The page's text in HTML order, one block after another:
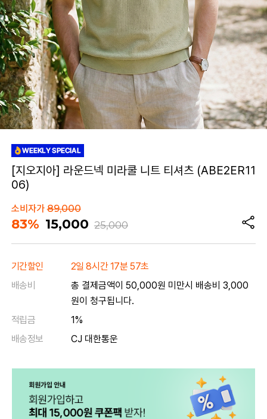
[지오지아] 라운드넥 미라쿨 니트 티셔츠 (ABE2ER11
06)
소비자가89,000
83% 15,000 25,000
기간할인
2일 8시간 17분 57초
배송비
총 결제금액이 50,000원 미만시 배송비 3,000
원이 청구됩니다.
적립금
1%
배송정보
CJ 대한통운